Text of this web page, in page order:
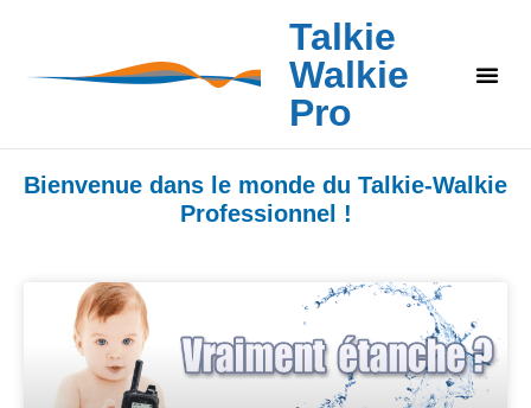
Talkie
Walkie
Pro
Bienvenue dans le monde du Talkie-Walkie
Professionnel !